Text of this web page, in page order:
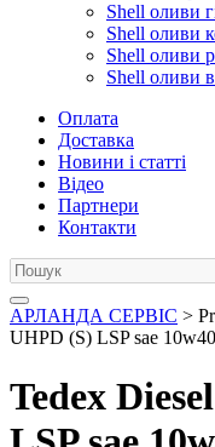
Shell оливи
Shell оливи
Shell оливи
Shell оливи
Оплата
Доставка
Новини і статті
Відео
Партнери
Контакти
АРЛАНДА СЕРВІС >
UHPD (S) LSP sae
Tedex